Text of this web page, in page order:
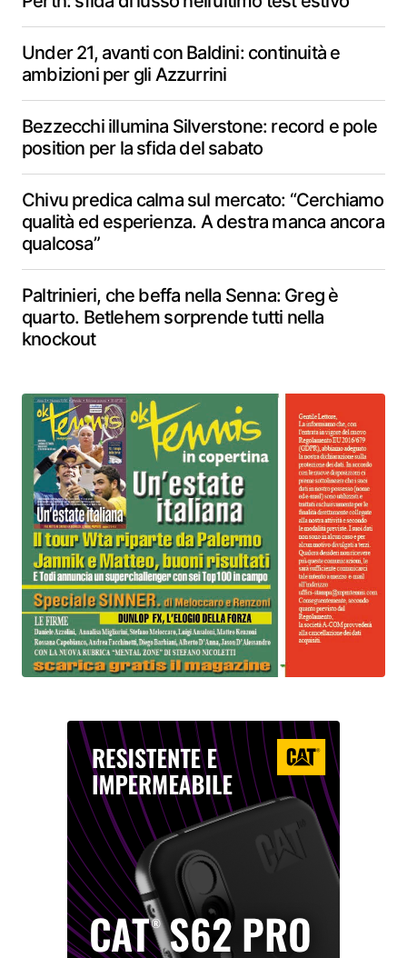
Under 21, avanti con Baldini: continuità e
ambizioni per gli Azzurrini
Bezzecchi illumina Silverstone: record e pole
position per la sfida del sabato
Chivu predica calma sul mercato: “Cerchiamo
qualità ed esperienza. A destra manca ancora
qualcosa”
Paltrinieri, che beffa nella Senna: Greg è
quarto. Betlehem sorprende tutti nella
knockout